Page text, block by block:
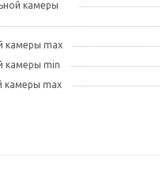
камеры
камеры max
камеры min
камеры max